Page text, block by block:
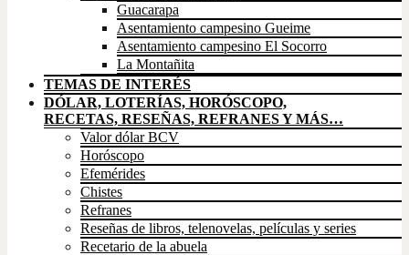
Guacarapa
Asentamiento campesino Gueime
Asentamiento campesino El Socorro
La Montañita
TEMAS DE INTERÉS
DÓLAR, LOTERÍAS, HORÓSCOPO,
RECETAS, RESEÑAS, REFRANES Y MÁS…
Valor dólar BCV
Horóscopo
Efemérides
Chistes
Refranes
Reseñas de libros, telenovelas, películas y series
Recetario de la abuela